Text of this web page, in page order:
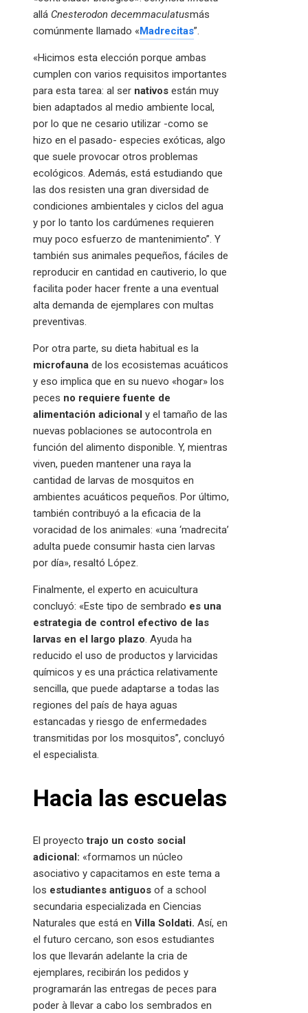
allá Cnesterodon decemmaculatusmás
comúnmente llamado « Madrecitas”.
«Hicimos esta elección porque ambas
cumplen con varios requisitos importantes
para esta tarea: al ser nativos están muy
bien adaptados al medio ambiente local,
por lo que ne cesario utilizar -como se
hizo en el pasado- especies exóticas, algo
que suele provocar otros problemas
ecológicos. Además, está estudiando que
las dos resisten una gran diversidad de
condiciones ambientales y ciclos del agua
y por lo tanto los cardúmenes requieren
muy poco esfuerzo de mantenimiento”. Y
también sus animales pequeños, fáciles de
reproducir en cantidad en cautiverio, lo que
facilita poder hacer frente a una eventual
alta demanda de ejemplares con multas
preventivas.
Por otra parte, su dieta habitual es la
microfauna de los ecosistemas acuáticos
y eso implica que en su nuevo «hogar» los
peces no requiere fuente de
alimentación adicional y el tamaño de las
nuevas poblaciones se autocontrola en
función del alimento disponible. Y, mientras
viven, pueden mantener una raya la
cantidad de larvas de mosquitos en
ambientes acuáticos pequeños. Por último,
también contribuyó a la eficacia de la
voracidad de los animales: «una ‘madrecita’
adulta puede consumir hasta cien larvas
por día», resaltó López.
Finalmente, el experto en acuicultura
concluyó: «Este tipo de sembrado es una
estrategia de control efectivo de las
larvas en el largo plazo. Ayuda ha
reducido el uso de productos y larvicidas
químicos y es una práctica relativamente
sencilla, que puede adaptarse a todas las
regiones del país de haya aguas
estancadas y riesgo de enfermedades
transmitidas por los mosquitos”, concluyó
el especialista.
Hacia las escuelas
El proyectotrajo un costo social
adicional: «formamos un núcleo
asociativo y capacitamos en este tema a
los estudiantes antiguos of a school
secundaria especializada en Ciencias
Naturales que está en Villa Soldati. Así, en
el futuro cercano, son esos estudiantes
los que llevarán adelante la cria de
ejemplares, recibirán los pedidos y
programarán las entregas de peces para
poder à llevar a cabo los sembrados en